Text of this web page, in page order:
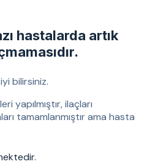
hastalarda artık
bilirsiniz.
yapılmıştır, ilaçları
tamamlanmıştır ama hasta